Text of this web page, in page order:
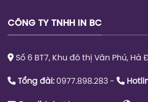
CÔNG TY TNHH IN BC
Số 6 BT7, Khu đô thị Văn Phú, Hà
Tổng đài:0977.898.283 -